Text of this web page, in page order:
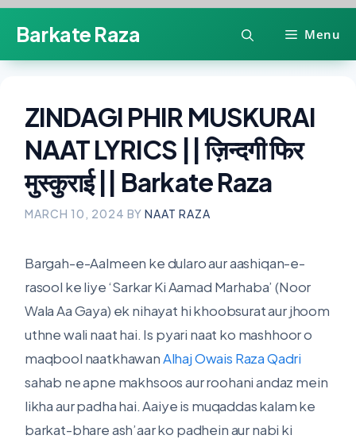
content
Barkate Raza Menu
ZINDAGI PHIR MUSKURAI
NAAT LYRICS || ज़िन्दगी फिर
मुस्कुराई || Barkate Raza
MARCH 10, 2024 BY NAAT RAZA
Bargah-e-Aalmeen ke dularo aur aashiqan-e-
rasool ke liye ‘Sarkar Ki Aamad Marhaba’ (Noor
Wala Aa Gaya) ek nihayat hi khoobsurat aur jhoom
uthne wali naat hai. Is pyari naat ko mashhoor o
maqbool naatkhawanAlhaj Owais Raza Qadri
sahab ne apne makhsoos aur roohani andaz mein
likha aur padha hai. Aaiye is muqaddas kalam ke
barkat-bhare ash’aar ko padhein aur nabi ki